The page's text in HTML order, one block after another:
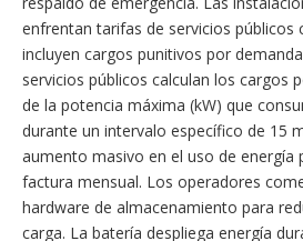
enfrentan tarifas de servicios públicos
incluyen cargos punitivos por
servicios públicos calculan los cargos
de la potencia máxima (kW) que
durante un intervalo específico de 15
aumento masivo en el uso de energía
factura mensual. Los operadores
hardware de almacenamiento para
carga. La batería despliega energía